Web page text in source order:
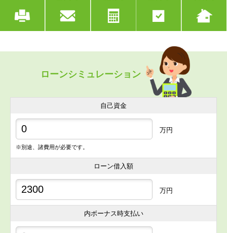
ローンシミュレーション
自己資金
万円
※別途、諸費用が必要です。
ローン借入額
万円
内ボーナス時支払い